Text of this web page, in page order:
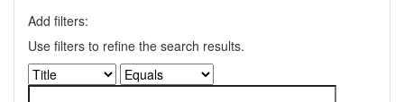
Add filters:
Use filters to refine the search results.